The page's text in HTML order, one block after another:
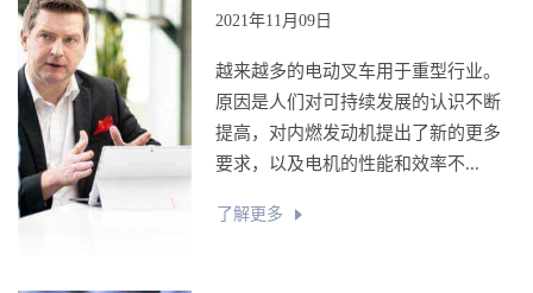
2021年11月09日
越来越多的电动叉车用于重型行业。
原因是人们对可持续发展的认识不断
提高，对内燃发动机提出了新的更多
要求，以及电机的性能和效率不...
了解更多